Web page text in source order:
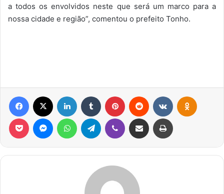
a todos os envolvidos neste que será um marco para a
nossa cidade e região”, comentou o prefeito Tonho.
Facebook Linkedin Tumblr Pinterest Reddit
Pocket MessengerWhatsAppTelegram Viber Compartilhar via e-mail Imprimir